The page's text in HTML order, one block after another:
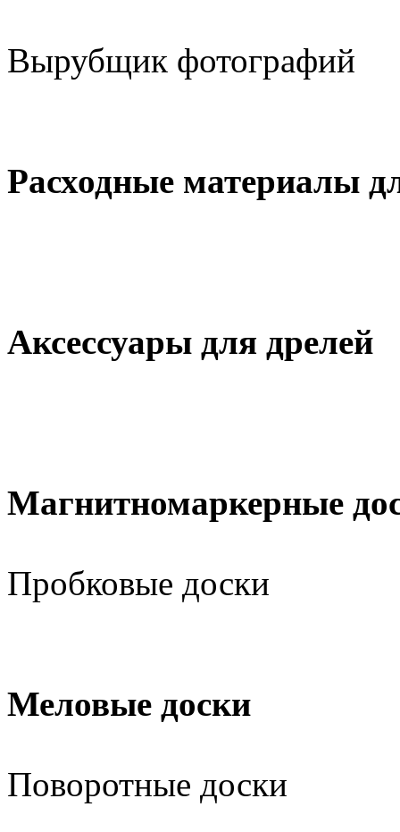
Вырубщик фотографий
Расходные материалы
Аксессуары для дрелей
Магнитномаркерные
Пробковые доски
Меловые доски
Поворотные доски